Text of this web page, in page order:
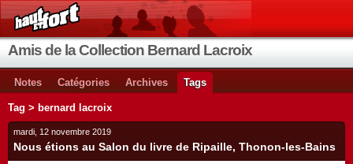
Amis de la Collection Bernard Lacroix
Notes Catégories Archives Tags
Tag > bernard lacroix
mardi, 12 novembre 2019
Nous étions au Salon du livre de Ripaille, Thonon-les-Bains